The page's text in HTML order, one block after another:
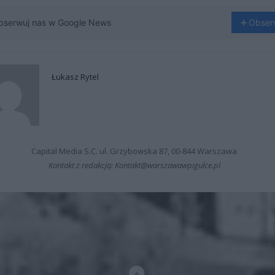
nas w Google News
Łukasz Rytel
Capital Media S.C. ul. Grzybowska 87, 00-844 Warszawa
Kontakt z redakcją: Kontakt@warszawawpigulce.pl